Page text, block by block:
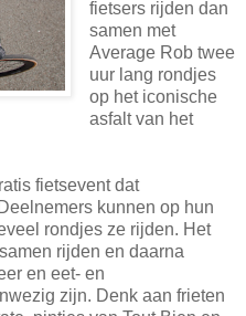
fietsers rijden dan
samen met
Average Rob twee
uur lang rondjes
op het iconische
asfalt van het
fietsevent dat
kunnen op hun
rondjes ze rijden. Het
rijden en daarna
en eet- en
zijn. Denk aan frieten